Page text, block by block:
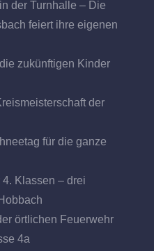
der Turnhalle – Die
feiert ihre eigenen
zukünftigen Kinder
der
für die ganze
Klassen – drei
örtlichen Feuerwehr
4a